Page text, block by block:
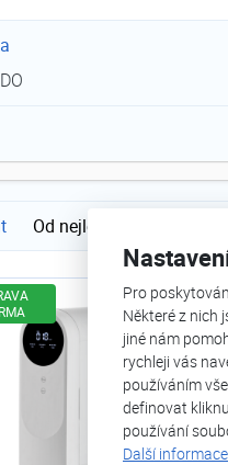
Pro
Některé z nich
jiné nám
rychleji vás
používáním
definovat
používání
Další informace
Od nejlevnějšího